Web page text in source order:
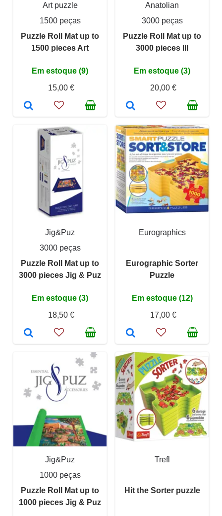
Art puzzle
1500 peças
Puzzle Roll Mat up to
1500 pieces Art
Em estoque (9)
15,00 €
Anatolian
3000 peças
Puzzle Roll Mat up to
3000 pieces III
Em estoque (3)
20,00 €
Jig&Puz
3000 peças
Puzzle Roll Mat up to
3000 pieces Jig & Puz
Em estoque (3)
18,50 €
Eurographics
Eurographic Sorter
Puzzle
Em estoque (12)
17,00 €
Jig&Puz
1000 peças
Puzzle Roll Mat up to
1000 pieces Jig & Puz
Trefl
Hit the Sorter puzzle